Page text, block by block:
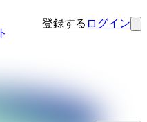
登録する ログイン